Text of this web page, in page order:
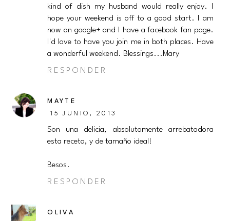
kind of dish my husband would really enjoy. I
hope your weekend is off to a good start. I am
now on google+ and I have a facebook fan page.
I'd love to have you join me in both places. Have
a wonderful weekend. Blessings...Mary
RESPONDER
MAYTE
15 JUNIO, 2013
Son una delicia, absolutamente arrebatadora
esta receta, y de tamaño ideal!
Besos.
RESPONDER
OLIVA